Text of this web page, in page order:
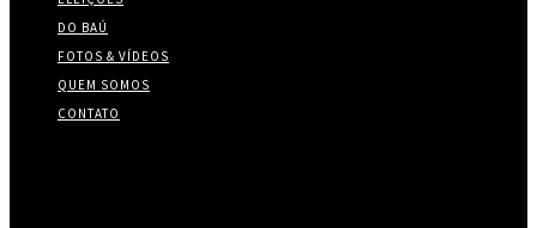
DO BAÚ
FOTOS & VÍDEOS
QUEM SOMOS
CONTATO